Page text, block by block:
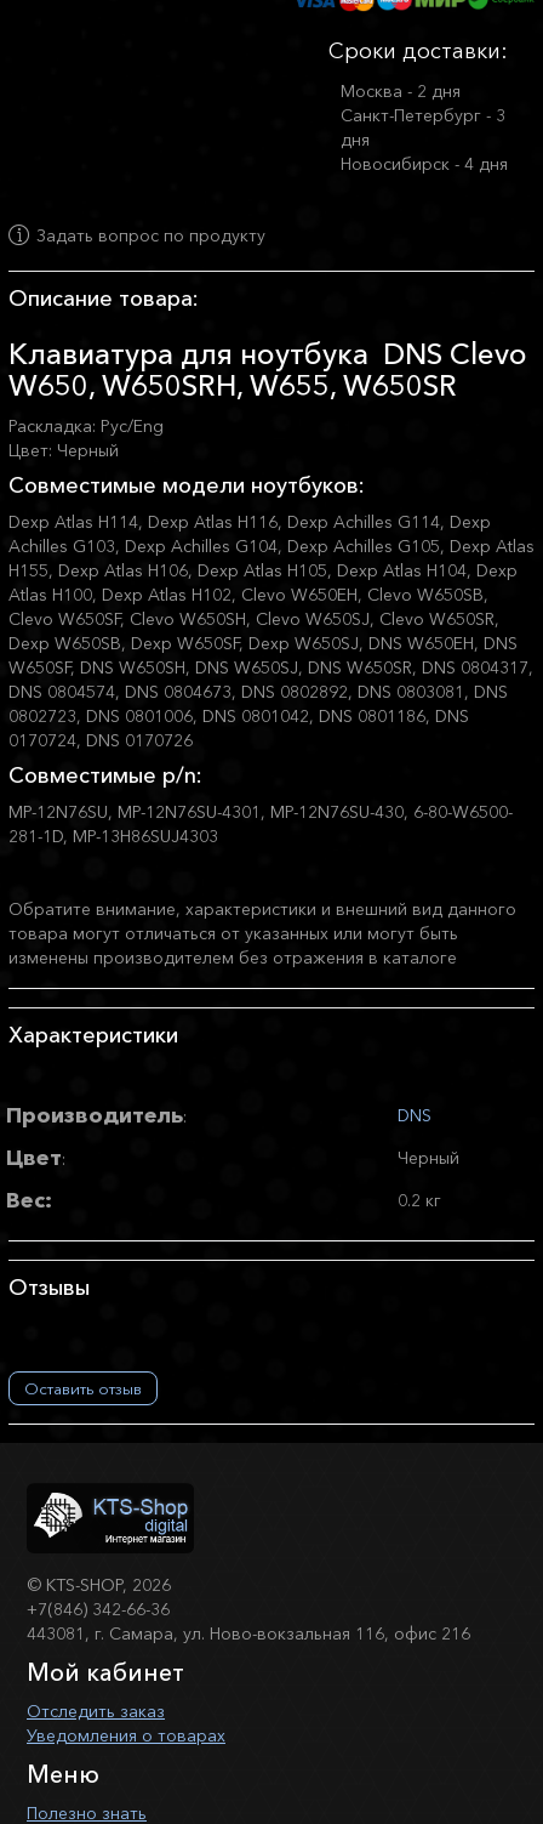
Сроки доставки:
Москва - 2 дня
Санкт-Петербург - 3
дня
Новосибирск - 4 дня
Задать вопрос по продукту
Описание товара:
Клавиатура для ноутбука DNS Clevo
W650, W650SRH, W655, W650SR
Раскладка: Рус/Eng
Цвет: Черный
Совместимые модели ноутбуков:
Dexp Atlas H114, Dexp Atlas H116, Dexp Achilles G114, Dexp
Achilles G103, Dexp Achilles G104, Dexp Achilles G105, Dexp Atlas
H155, Dexp Atlas H106, Dexp Atlas H105, Dexp Atlas H104, Dexp
Atlas H100, Dexp Atlas H102, Clevo W650EH, Clevo W650SB,
Clevo W650SF, Clevo W650SH, Clevo W650SJ, Clevo W650SR,
Dexp W650SB, Dexp W650SF, Dexp W650SJ, DNS W650EH, DNS
W650SF, DNS W650SH, DNS W650SJ, DNS W650SR, DNS 0804317,
DNS 0804574, DNS 0804673, DNS 0802892, DNS 0803081, DNS
0802723, DNS 0801006, DNS 0801042, DNS 0801186, DNS
0170724, DNS 0170726
Совместимые p/n:
MP-12N76SU, MP-12N76SU-4301, MP-12N76SU-430, 6-80-W6500-
281-1D, MP-13H86SUJ4303
Обратите внимание, характеристики и внешний вид данного
товара могут отличаться от указанных или могут быть
изменены производителем без отражения в каталоге
Характеристики
Производитель: DNS
Цвет: Черный
Вес: 0.2 кг
Отзывы
Оставить отзыв
© KTS-SHOP, 2026
+7(846) 342-66-36
443081, г. Самара, ул. Ново-вокзальная 116, офис 216
Мой кабинет
Отследить заказ
Уведомления о товарах
Меню
Полезно знать